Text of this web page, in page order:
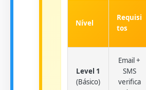
Nível
Requisi
tos
Level 1
(Básico)
Email +
SMS
verifica